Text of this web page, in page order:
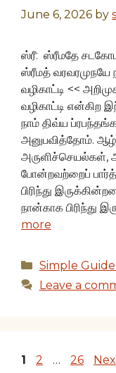
June 6, 2026 by
ஸ்ரீ: ஸ்ரீமதே
ஸ்ரீமத் வரவரமுநயே
வழிகாட்டி <<
வழிகாட்டி என்கிற
நாம் திவ்ய
அனுபவித்தோம்.
அருளிச்செயல்கள்,
போன்றவற்றைப்
பிரிந்து
நான்காக பிரிந்து
more
Categories
Simple
Leave a
Page
1 Page
2 … Page
26